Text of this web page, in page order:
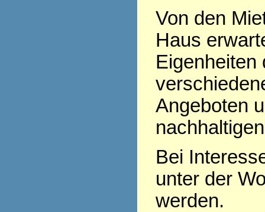
Von den
Haus
Eigenheiten
Angeboten
Bei
unter der
werden.